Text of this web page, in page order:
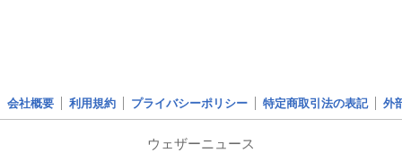
会社概要 利用規約 プライバシーポリシー 特定商取引法の表記 外
ウェザーニュース